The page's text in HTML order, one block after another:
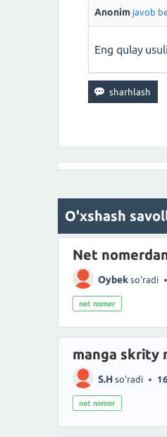
Anonim javob
Eng qulay
O'xshash
Net
Oybek so'radi
net nomer
manga skrity
S.H so'radi
net nomer